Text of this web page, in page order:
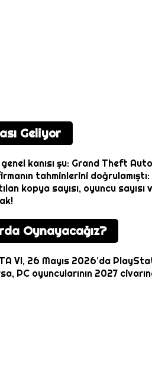
Geliyor
kanısı şu: Grand Theft
tahminlerini
kopya sayısı, oyuncu
Oynayacağız?
VI, 26 Mayıs 2026’da
PC oyuncularının 2027